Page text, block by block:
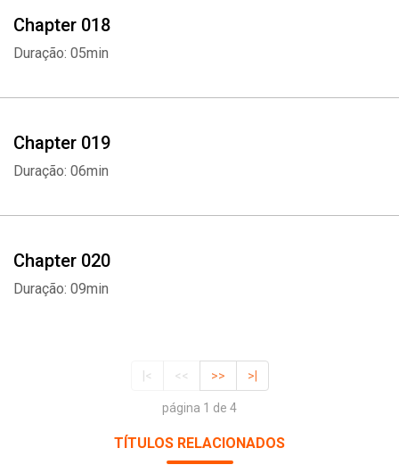
Chapter 018
Duração: 05min
Chapter 019
Duração: 06min
Chapter 020
Duração: 09min
|< << >> >|
página 1 de 4
TÍTULOS RELACIONADOS